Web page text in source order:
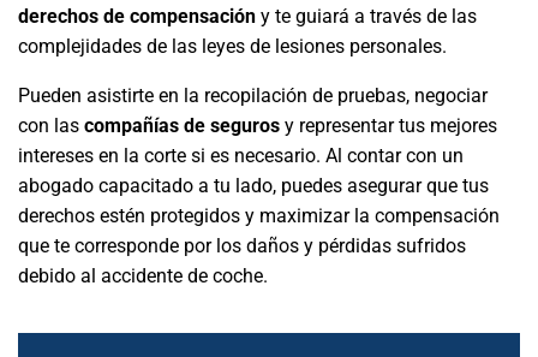
derechos de compensación y te guiará a través de las
complejidades de las leyes de lesiones personales.
Pueden asistirte en la recopilación de pruebas, negociar
con las compañías de seguros y representar tus mejores
intereses en la corte si es necesario. Al contar con un
abogado capacitado a tu lado, puedes asegurar que tus
derechos estén protegidos y maximizar la compensación
que te corresponde por los daños y pérdidas sufridos
debido al accidente de coche.